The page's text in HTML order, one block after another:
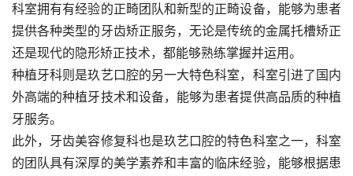
科室拥有有经验的正畸团队和新型的正畸设备，能够为患者
提供各种类型的牙齿矫正服务，无论是传统的金属托槽矫正
还是现代的隐形矫正技术，都能够熟练掌握并运用。
种植牙科则是玖艺口腔的另一大特色科室，科室引进了国内
外高端的种植牙技术和设备，能够为患者提供高品质的种植
牙服务。
此外，牙齿美容修复科也是玖艺口腔的特色科室之一，科室
的团队具有深厚的美学素养和丰富的临床经验，能够根据患